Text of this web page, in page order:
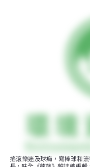
搖滾樂迷及球痴，寫棒球和